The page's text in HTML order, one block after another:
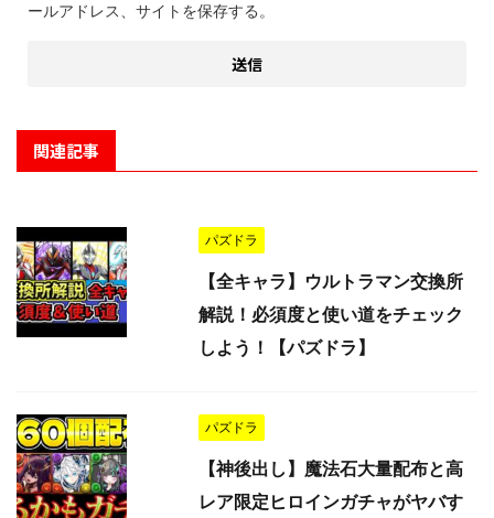
ールアドレス、サイトを保存する。
関連記事
パズドラ
【全キャラ】ウルトラマン交換所
解説！必須度と使い道をチェック
しよう！【パズドラ】
パズドラ
【神後出し】魔法石大量配布と高
レア限定ヒロインガチャがヤバす